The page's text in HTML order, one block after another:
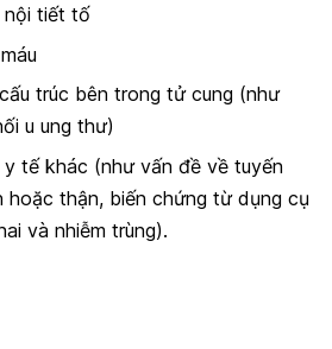
nội tiết tố
trúc bên trong tử cung (như
u ung thư)
tế khác (như vấn đề về tuyến
hoặc thận, biến chứng từ dụng cụ
và nhiễm trùng).